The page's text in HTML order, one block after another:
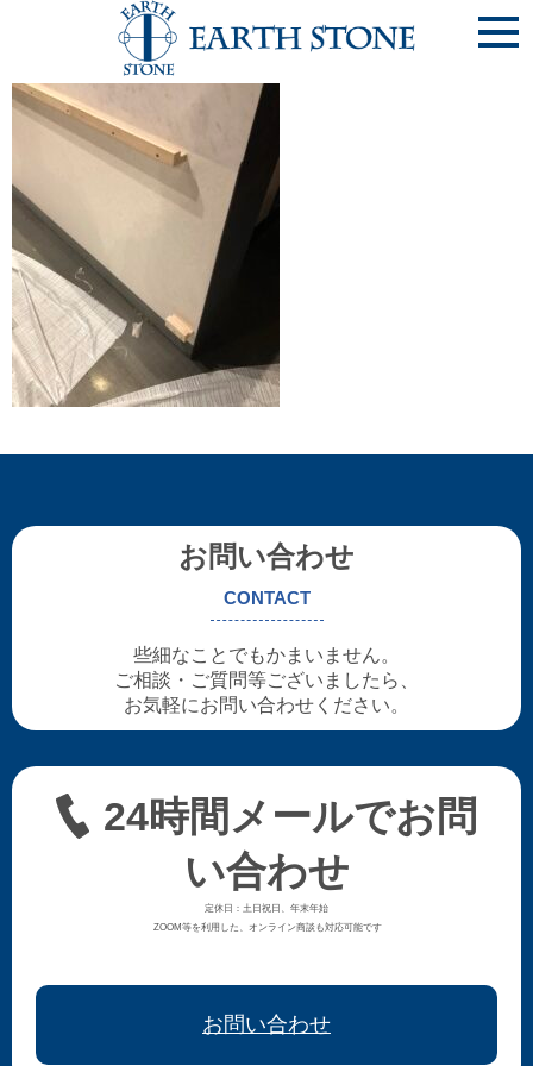
《20210314-3》T・ｼﾞｮｲ新潟万代 (新潟市中央区)
お問い合わせ
CONTACT
些細なことでもかまいません。
ご相談・ご質問等ございましたら、
お気軽にお問い合わせください。
24時間メールでお問
い合わせ
定休日：土日祝日、年末年始
ZOOM等を利用した、オンライン商談も対応可能です
お問い合わせ